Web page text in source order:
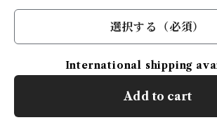
選択する（必須）
International shipping
Add to cart